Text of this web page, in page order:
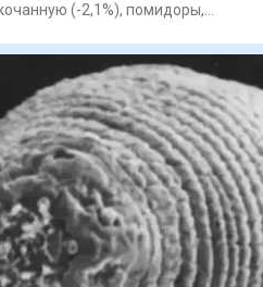
(-2,1%), помидоры,